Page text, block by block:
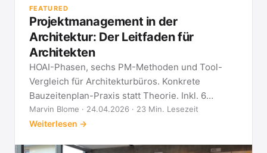
FEATURED
Projektmanagement in der
Architektur: Der Leitfaden für
Architekten
HOAI-Phasen, sechs PM-Methoden und Tool-
Vergleich für Architekturbüros. Konkrete
Bauzeitenplan-Praxis statt Theorie. Inkl. 6
Architekten-FAQ.
Marvin Blome · 24.04.2026 · 23 Min. Lesezeit
Weiterlesen →